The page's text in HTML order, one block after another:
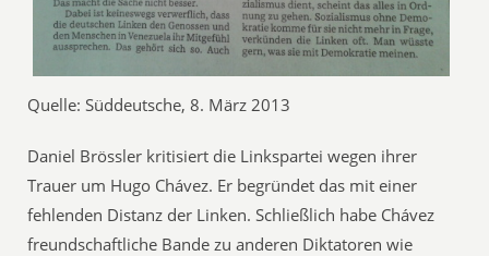
Quelle: Süddeutsche, 8. März 2013
Daniel Brössler kritisiert die Linkspartei wegen ihrer
Trauer um Hugo Chávez. Er begründet das mit einer
fehlenden Distanz der Linken. Schließlich habe Chávez
freundschaftliche Bande zu anderen Diktatoren wie